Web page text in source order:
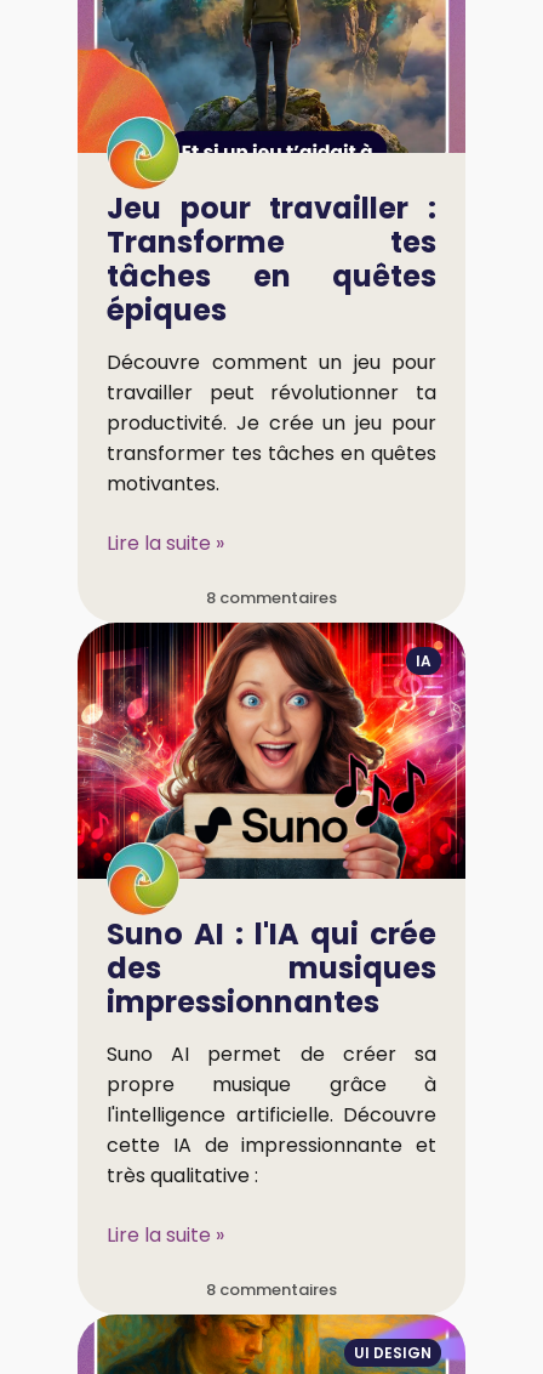
Jeu pour travailler :
Transforme tes
tâches en quêtes
épiques
Découvre comment un jeu pour
travailler peut révolutionner ta
productivité. Je crée un jeu pour
transformer tes tâches en quêtes
motivantes.
Lire la suite »
8 commentaires
IA
Suno AI : l'IA qui crée
des musiques
impressionnantes
Suno AI permet de créer sa
propre musique grâce à
l'intelligence artificielle. Découvre
cette IA de impressionnante et
très qualitative :
Lire la suite »
8 commentaires
UI DESIGN